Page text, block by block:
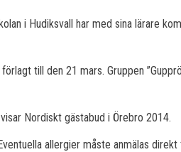
i Hudiksvall har med sina lärare
till den 21 mars. Gruppen
Nordiskt gästabud i Örebro 2014.
allergier måste anmälas